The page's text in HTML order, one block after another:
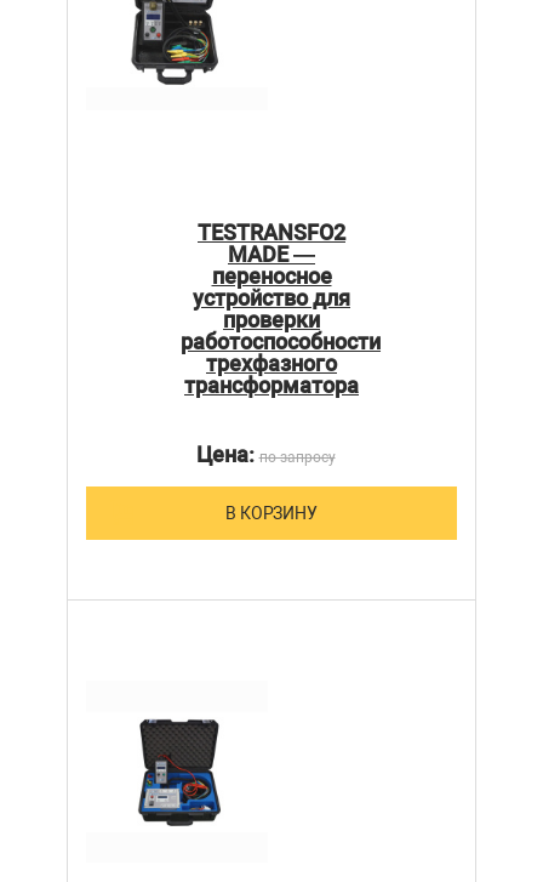
TESTRANSFO2
MADE —
переносное
устройство для
проверки
работоспособности
трехфазного
трансформатора
Цена:по запросу
В КОРЗИНУ